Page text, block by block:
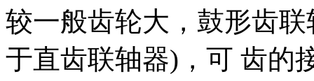
较一般齿轮大，鼓形齿
于直齿联轴器)，可 齿的